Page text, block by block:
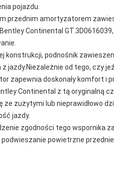
pojazdu.
przednim amortyzatorem
Continental
konstrukcji, podnośnik
jazdy.Niezależnie od tego, czy
zapewnia doskonały komfort i
Continental z tą oryginalną
ze zużytymi lub nieprawidłowo
jazdy.
zgodności tego wspornika
powietrzne